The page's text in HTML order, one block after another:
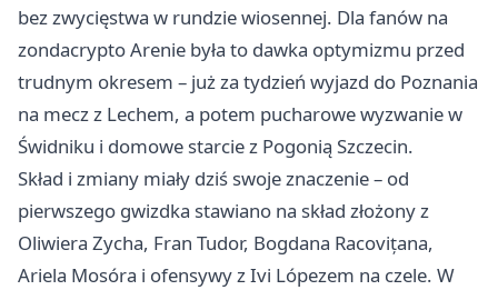
bez zwycięstwa w rundzie wiosennej. Dla fanów na
zondacrypto Arenie była to dawka optymizmu przed
trudnym okresem – już za tydzień wyjazd do Poznania
na mecz z Lechem, a potem pucharowe wyzwanie w
Świdniku i domowe starcie z Pogonią Szczecin.
Skład i zmiany miały dziś swoje znaczenie – od
pierwszego gwizdka stawiano na skład złożony z
Oliwiera Zycha, Fran Tudor, Bogdana Racovițana,
Ariela Mosóra i ofensywy z Ivi Lópezem na czele. W